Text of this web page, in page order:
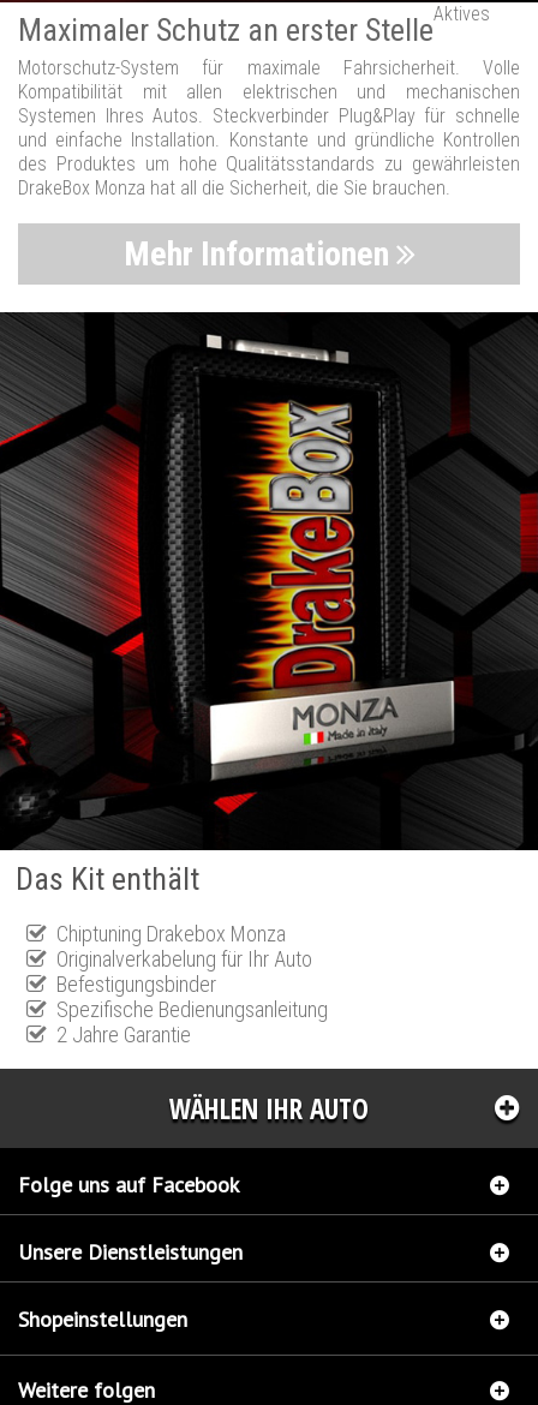
Maximaler Schutz an erster StelleAktives
Motorschutz-System für maximale Fahrsicherheit. Volle
Kompatibilität mit allen elektrischen und mechanischen
Systemen Ihres Autos. Steckverbinder Plug&Play für schnelle
und einfache Installation. Konstante und gründliche Kontrollen
des Produktes um hohe Qualitätsstandards zu gewährleisten
DrakeBox Monza hat all die Sicherheit, die Sie brauchen.
Mehr Informationen
Das Kit enthält
Chiptuning Drakebox Monza
Originalverkabelung für Ihr Auto
Befestigungsbinder
Spezifische Bedienungsanleitung
2 Jahre Garantie
WÄHLEN IHR AUTO
Folge uns auf Facebook
Unsere Dienstleistungen
Shopeinstellungen
Weitere folgen